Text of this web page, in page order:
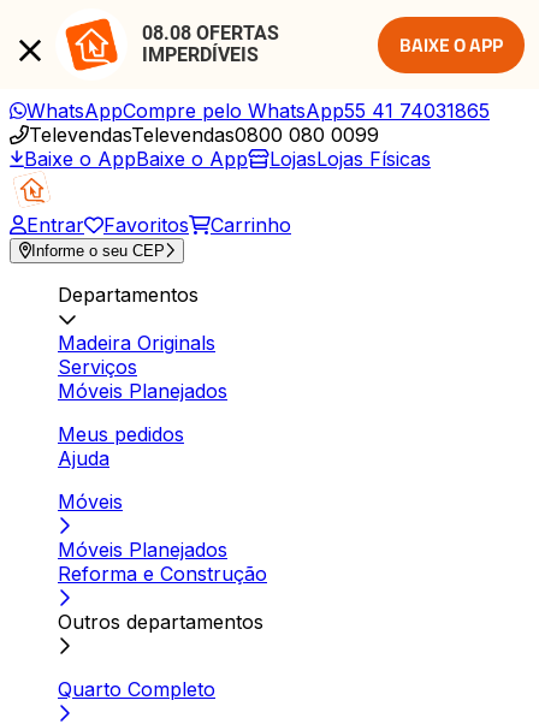
08.08 OFERTAS
IMPERDÍVEIS
BAIXE O APP
WhatsAppCompre pelo WhatsApp55 41 74031865
TelevendasTelevendas0800 080 0099
Baixe o AppBaixe o App LojasLojas Físicas
Entrar Favoritos Carrinho
Informe o seu CEP
Departamentos
Madeira Originals
Serviços
Móveis Planejados
Meus pedidos
Ajuda
Móveis
Móveis Planejados
Reforma e Construção
Outros departamentos
Quarto Completo